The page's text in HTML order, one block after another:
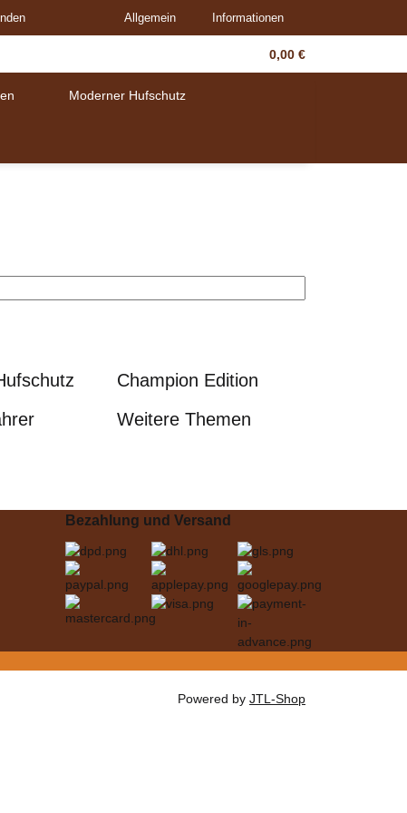
Allgemein Informationen
0,00 €
Moderner Hufschutz
Champion Edition
Weitere Themen
Bezahlung und Versand
Powered by JTL-Shop